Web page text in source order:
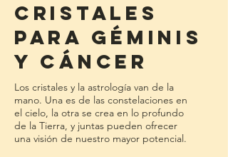
CRISTALES
PARA GÉMINIS
Y CÁNCER
Los cristales y la astrología van de la
mano. Una es de las constelaciones en
el cielo, la otra se crea en lo profundo
de la Tierra, y juntas pueden ofrecer
una visión de nuestro mayor potencial.